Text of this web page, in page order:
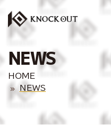
NEWS
HOME
NEWS